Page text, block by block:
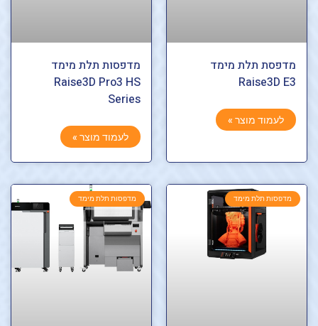
מדפסת תלת מימד
Raise3D E3
לעמוד מוצר »
מדפסות תלת מימד
Raise3D Pro3 HS
Series
לעמוד מוצר »
מדפסות תלת מימד מדפסות תלת מימד